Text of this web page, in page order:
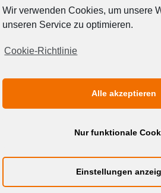
Wir verwenden Cookies, um unsere
unseren Service zu optimieren.
Cookie-Richtlinie
Alle akzeptieren
Nur funktionale
Einstellungen